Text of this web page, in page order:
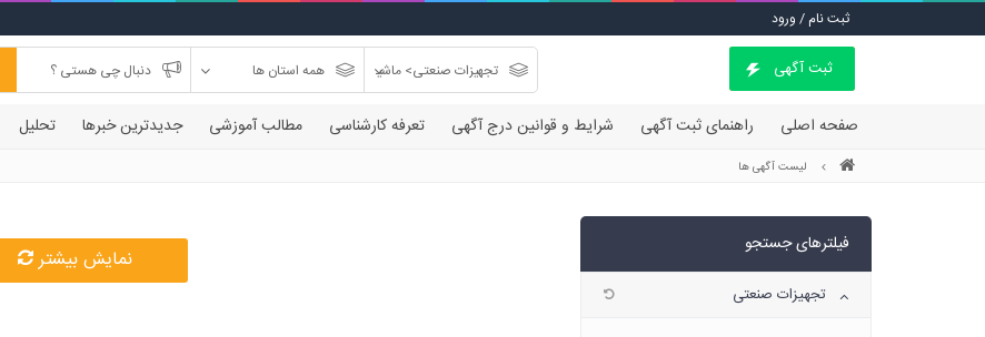
ثبت نام / ورود
ثبت آگهی
صفحه اصلی راهنمای ثبت آگهی شرایط و قوانین درج آگهی تعرفه کارشناسی مطالب آموزشی جدیدترین خبرها تحلیل
لیست آگهی ها
فیلترهای جستجو
تجهیزات صنعتی
نمایش بیشتر